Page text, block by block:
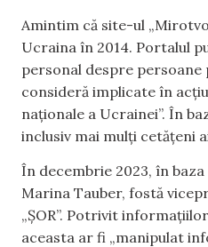
Amintim că site-ul
Ucraina în 2014. Portalul
personal despre persoane
consideră implicate în
naționale a Ucrainei”. În
inclusiv mai mulți cetățeni
În decembrie 2023, în
Marina Tauber, fostă
„ȘOR”. Potrivit
aceasta ar fi „manipulat